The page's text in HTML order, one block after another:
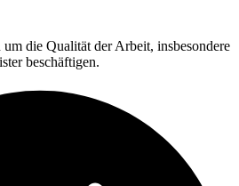
die Qualität der Arbeit, insbesondere
beschäftigen.